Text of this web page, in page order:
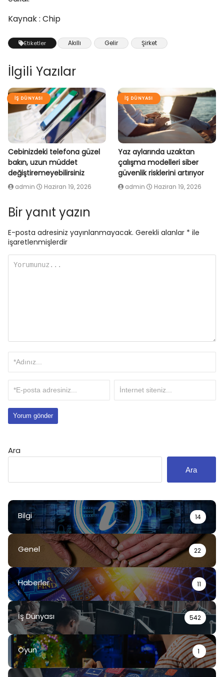
Kaynak : Chip
Etiketler Akıllı Gelir Şirket
İlgili Yazılar
İŞ DÜNYASI
Cebinizdeki telefona güzel
bakın, uzun müddet
değiştiremeyebilirsiniz
admin Haziran 19, 2026
İŞ DÜNYASI
Yaz aylarında uzaktan
çalışma modelleri siber
güvenlik risklerini artırıyor
admin Haziran 19, 2026
Bir yanıt yazın
E-posta adresiniz yayınlanmayacak. Gerekli alanlar * ile
işaretlenmişlerdir
Ara
Ara
Bilgi 14
Genel 22
Haberler 11
İş Dünyası 542
Oyun 1